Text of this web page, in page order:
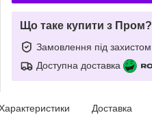
Що таке купити з Пром?
Замовлення під захистом
Доступна доставка
Доставка